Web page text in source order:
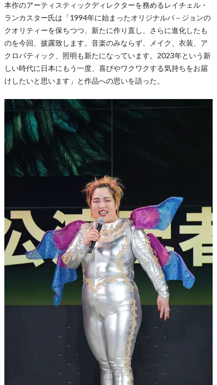
本作のアーティスティックディレクターを務めるレイチェル・
ランカスター氏は「1994年に始まったオリジナルバ－ジョンの
クオリティーを保ちつつ、新たに作り直し、さらに進化したも
のを今回、披露致します。音楽のみならず、メイク、衣装、ア
クロバティック、照明も新たになっています。2023年という新
しい時代に日本にもう一度、喜びやワクワクする気持ちをお届
けしたいと思います」と作品への思いを語った。